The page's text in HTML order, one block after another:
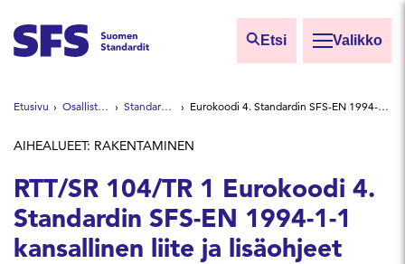
Etsi Valikko
Etsi sivuilta
Hae hakutermillä
Etusivu Osallistu ja vaikuta Standardointiryhmät Eurokoodi 4. Standardin SFS-EN 1994-1-1 kansallinen liite ja lisäohjeet
AIHEALUEET: RAKENTAMINEN
RTT/SR 104/TR 1 Eurokoodi 4.
Standardin SFS-EN 1994-1-1
kansallinen liite ja lisäohjeet